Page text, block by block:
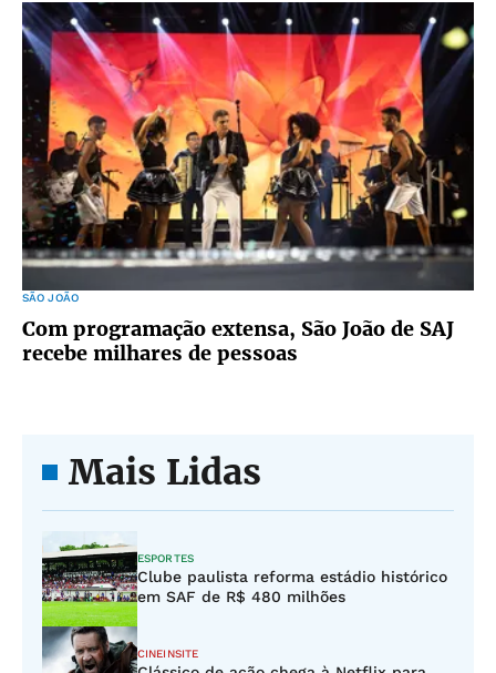
SÃO JOÃO
Com programação extensa, São João de SAJ
recebe milhares de pessoas
Mais Lidas
ESPORTES
Clube paulista reforma estádio histórico
em SAF de R$ 480 milhões
CINEINSITE